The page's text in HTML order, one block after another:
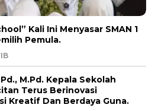
Kali Ini Menyasar SMAN 1
Pemula.
M.Pd. Kepala Sekolah
Terus Berinovasi
Kreatif Dan Berdaya Guna.